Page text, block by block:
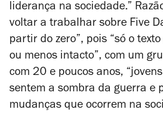
liderança na sociedade.”
voltar a trabalhar sobre Five
partir do zero”, pois “só o
ou menos intacto”, com um
com 20 e poucos anos,
sentem a sombra da guerra e
mudanças que ocorrem na